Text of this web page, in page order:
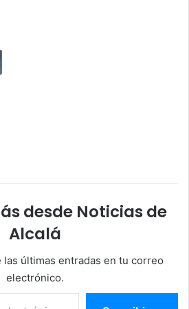
desde Noticias de
Alcalá
últimas entradas en tu correo
electrónico.